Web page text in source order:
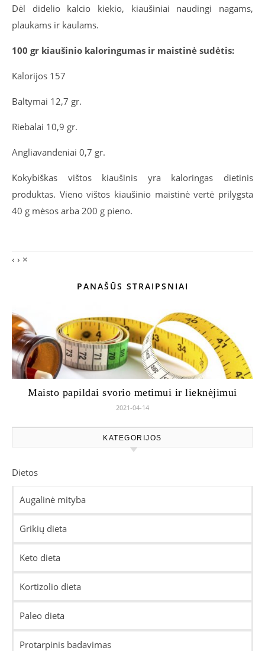
Dėl didelio kalcio kiekio, kiaušiniai naudingi nagams,
plaukams ir kaulams.
100 gr kiaušinio kaloringumas ir maistinė sudėtis:
Kalorijos 157
Baltymai 12,7 gr.
Riebalai 10,9 gr.
Angliavandeniai 0,7 gr.
Kokybiškas vištos kiaušinis yra kaloringas dietinis
produktas. Vieno vištos kiaušinio maistinė vertė prilygsta
40 g mėsos arba 200 g pieno.
‹ › ×
PANAŠŪS STRAIPSNIAI
Maisto papildai svorio metimui ir lieknėjimui
2021-04-14
KATEGORIJOS
Dietos
Augalinė mityba
Grikių dieta
Keto dieta
Kortizolio dieta
Paleo dieta
Protarpinis badavimas